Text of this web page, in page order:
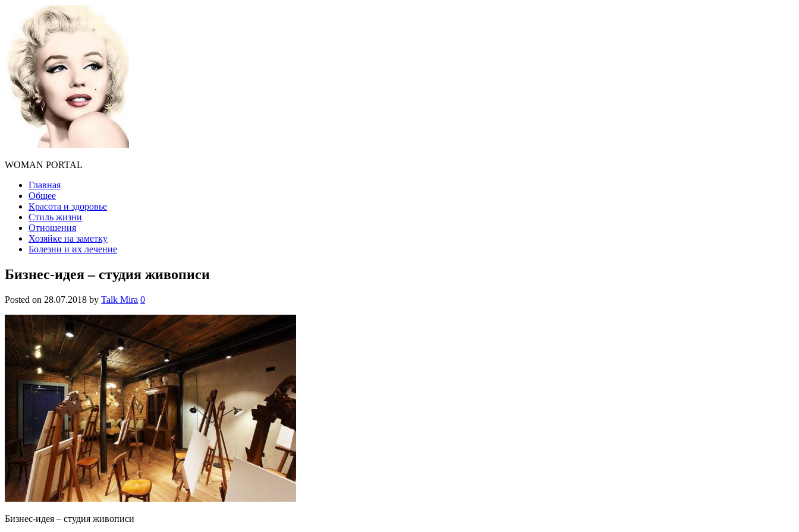
WOMAN PORTAL
Главная
Общее
Красота и здоровье
Стиль жизни
Отношения
Хозяйке на заметку
Болезни и их лечение
Бизнес-идея – студия живописи
Posted on 28.07.2018 by Talk Mira 0
Бизнес-идея – студия живописи